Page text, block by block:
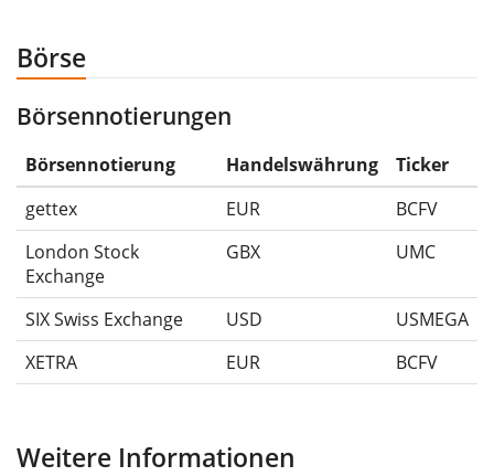
-50%.
Die Wertentwicklungsangaben für ETFs beinhalten
Ausschüttungen (falls vorhanden).
Börse
Börsennotierungen
Börsennotierung Handelswährung
Ticker
gettex
EUR
BCFV
London Stock
Exchange
GBX UMC
SIX Swiss Exchange USD
USMEGA
XETRA
EUR BCFV
Weitere Informationen